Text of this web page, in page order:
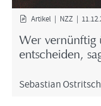
Ar­ti­kel | NZZ |
Wer ver­nünf­tig
ent­schei­den,
Se­bas­ti­an Ost­rit­sch